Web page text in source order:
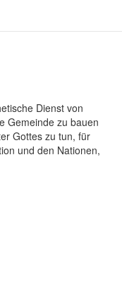
Dienst von
Gemeinde zu bauen
Gottes zu tun, für
und den Nationen,